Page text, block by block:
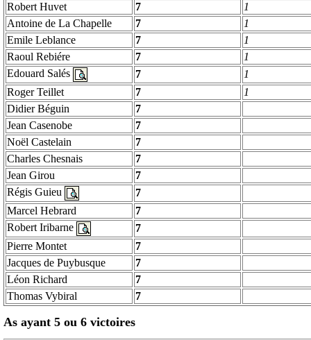
Robert Huvet 7
1
Antoine de La Chapelle
7
1
Emile Leblance 7
1
Raoul Rebiére 7
1
Edouard Salés
7
1
RogerTeillet 7
1
Didier Béguin
7
Jean Casenobe
7
Noël Castelain
7
Charles Chesnais
7
Jean Girou
7
Régis Guieu
7
Marcel Hebrard
7
Robert Iribarne
7
Pierre Montet
7
Jacques de Puybusque
7
Léon Richard
7
Thomas Vybiral 7
As ayant 5 ou 6 victoires